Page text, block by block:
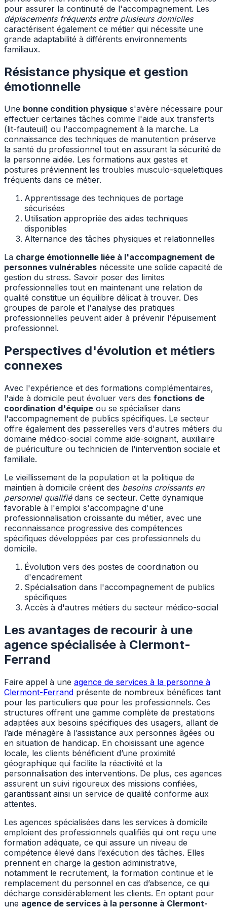
pour assurer la continuité de l'accompagnement. Les
déplacements fréquents entre plusieurs domiciles
caractérisent également ce métier qui nécessite une
grande adaptabilité à différents environnements
familiaux.
Résistance physique et gestion
émotionnelle
Une bonne condition physique s'avère nécessaire pour
effectuer certaines tâches comme l'aide aux transferts
(lit-fauteuil) ou l'accompagnement à la marche. La
connaissance des techniques de manutention préserve
la santé du professionnel tout en assurant la sécurité de
la personne aidée. Les formations aux gestes et
postures préviennent les troubles musculo-squelettiques
fréquents dans ce métier.
Apprentissage des techniques de portage
sécurisées
Utilisation appropriée des aides techniques
disponibles
Alternance des tâches physiques et relationnelles
La charge émotionnelle liée à l'accompagnement de
personnes vulnérables nécessite une solide capacité de
gestion du stress. Savoir poser des limites
professionnelles tout en maintenant une relation de
qualité constitue un équilibre délicat à trouver. Des
groupes de parole et l'analyse des pratiques
professionnelles peuvent aider à prévenir l'épuisement
professionnel.
Perspectives d'évolution et métiers
connexes
Avec l'expérience et des formations complémentaires,
l'aide à domicile peut évoluer vers des fonctions de
coordination d'équipe ou se spécialiser dans
l'accompagnement de publics spécifiques. Le secteur
offre également des passerelles vers d'autres métiers du
domaine médico-social comme aide-soignant, auxiliaire
de puériculture ou technicien de l'intervention sociale et
familiale.
Le vieillissement de la population et la politique de
maintien à domicile créent des besoins croissants en
personnel qualifiédans ce secteur. Cette dynamique
favorable à l'emploi s'accompagne d'une
professionnalisation croissante du métier, avec une
reconnaissance progressive des compétences
spécifiques développées par ces professionnels du
domicile.
Évolution vers des postes de coordination ou
d'encadrement
Spécialisation dans l'accompagnement de publics
spécifiques
Accès à d'autres métiers du secteur médico-social
Les avantages de recourir à une
agence spécialisée à Clermont-
Ferrand
Faire appel à une agence de services à la personne à
Clermont-Ferrand présente de nombreux bénéfices tant
pour les particuliers que pour les professionnels. Ces
structures offrent une gamme complète de prestations
adaptées aux besoins spécifiques des usagers, allant de
l’aide ménagère à l’assistance aux personnes âgées ou
en situation de handicap. En choisissant une agence
locale, les clients bénéficient d’une proximité
géographique qui facilite la réactivité et la
personnalisation des interventions. De plus, ces agences
assurent un suivi rigoureux des missions confiées,
garantissant ainsi un service de qualité conforme aux
attentes.
Les agences spécialisées dans les services à domicile
emploient des professionnels qualifiés qui ont reçu une
formation adéquate, ce qui assure un niveau de
compétence élevé dans l’exécution des tâches. Elles
prennent en charge la gestion administrative,
notamment le recrutement, la formation continue et le
remplacement du personnel en cas d’absence, ce qui
décharge considérablement les clients. En optant pour
une agence de services à la personne à Clermont-